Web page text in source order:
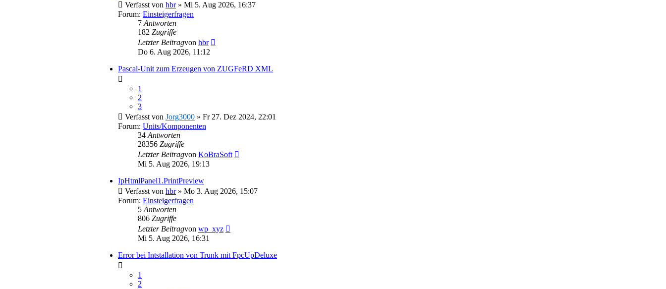
Verfasst von hbr» Mi 5. Aug 2026, 16:37
Forum: Einsteigerfragen
7Antworten
182 Zugriffe
Letzter Beitragvon hbr
Do 6. Aug 2026, 11:12
Pascal-Unit zum Erzeugen von ZUGFeRD XML
1
2
3
Verfasst von Jorg3000 » Fr 27. Dez 2024, 22:01
Forum: Units/Komponenten
34Antworten
28356 Zugriffe
Letzter Beitragvon KoBraSoft
Mi 5. Aug 2026, 19:13
IpHtmlPanel1.PrintPreview
Verfasst von hbr» Mo 3. Aug 2026, 15:07
Forum: Einsteigerfragen
5Antworten
806 Zugriffe
Letzter Beitragvon wp_xyz
Mi 5. Aug 2026, 16:31
Error bei Intstallation von Trunk mit FpcUpDeluxe
1
2